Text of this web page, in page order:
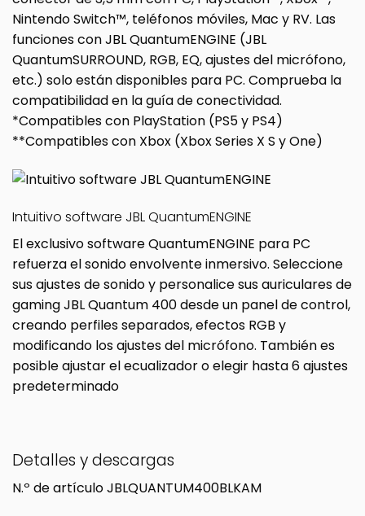
Nintendo Switch™, teléfonos móviles, Mac y RV. Las
funciones con JBL QuantumENGINE (JBL
QuantumSURROUND, RGB, EQ, ajustes del micrófono,
etc.) solo están disponibles para PC. Comprueba la
compatibilidad en la guía de conectividad.
*Compatibles con PlayStation (PS5 y PS4)
**Compatibles con Xbox (Xbox Series X S y One)
Intuitivo software JBL QuantumENGINE
El exclusivo software QuantumENGINE para PC
refuerza el sonido envolvente inmersivo. Seleccione
sus ajustes de sonido y personalice sus auriculares de
gaming JBL Quantum 400 desde un panel de control,
creando perfiles separados, efectos RGB y
modificando los ajustes del micrófono. También es
posible ajustar el ecualizador o elegir hasta 6 ajustes
predeterminado
Detalles y descargas
N.º de artículoJBLQUANTUM400BLKAM